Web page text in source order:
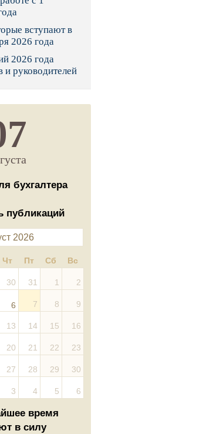
вступают в
2026 года
2026 года
и руководителей
бухгалтера
публикаций
2026
Чт Пт Сб Вс
30 31 1 2
6 7 8 9
13 14 15 16
20 21 22 23
27 28 29 30
3 4 5 6
время
в силу